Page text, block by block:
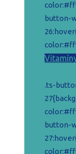
button-
.ts-
button-